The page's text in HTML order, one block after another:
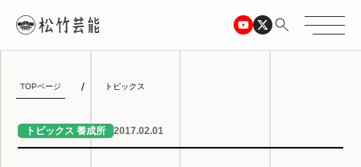
TOPページ トピックス
トピックス 養成所 2017.02.01